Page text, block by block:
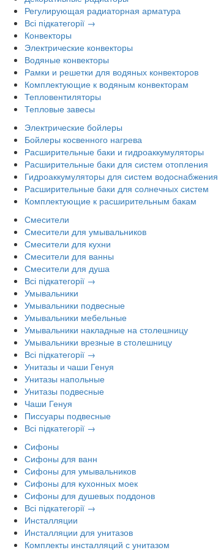
Регулирующая радиаторная арматура
Всі підкатегорії →
Конвекторы
Электрические конвекторы
Водяные конвекторы
Рамки и решетки для водяных конвекторов
Комплектующие к водяным конвекторам
Тепловентиляторы
Тепловые завесы
Электрические бойлеры
Бойлеры косвенного нагрева
Расширительные баки и гидроаккумуляторы
Расширительные баки для систем отопления
Гидроаккумуляторы для систем водоснабжения
Расширительные баки для солнечных систем
Комплектующие к расширительным бакам
Смесители
Смесители для умывальников
Смесители для кухни
Смесители для ванны
Смесители для душа
Всі підкатегорії →
Умывальники
Умывальники подвесные
Умывальники мебельные
Умывальники накладные на столешницу
Умывальники врезные в столешницу
Всі підкатегорії →
Унитазы и чаши Генуя
Унитазы напольные
Унитазы подвесные
Чаши Генуя
Писсуары подвесные
Всі підкатегорії →
Сифоны
Сифоны для ванн
Сифоны для умывальников
Сифоны для кухонных моек
Сифоны для душевых поддонов
Всі підкатегорії →
Инсталляции
Инсталляции для унитазов
Комплекты инсталляций с унитазом